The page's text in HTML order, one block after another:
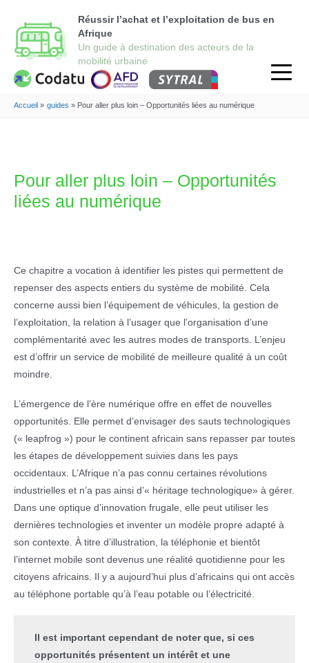
Réussir l’achat et l’exploitation de bus en
Afrique
Accueil guides Pour aller plus loin – Opportunités liées au numérique
Pour aller plus loin – Opportunités
liées au numérique
Ce chapitre a vocation à identifier les pistes qui permettent de
repenser des aspects entiers du système de mobilité. Cela
concerne aussi bien l’équipement de véhicules, la gestion de
l’exploitation, la relation à l’usager que l’organisation d’une
complémentarité avec les autres modes de transports. L’enjeu
est d’offrir un service de mobilité de meilleure qualité à un coût
moindre.
L’émergence de l’ère numérique offre en effet de nouvelles
opportunités. Elle permet d’envisager des sauts technologiques
(« leapfrog ») pour le continent africain sans repasser par toutes
les étapes de développement suivies dans les pays
occidentaux. L’Afrique n’a pas connu certaines révolutions
industrielles et n’a pas ainsi d’« héritage technologique» à gérer.
Dans une optique d’innovation frugale, elle peut utiliser les
dernières technologies et inventer un modèle propre adapté à
son contexte. À titre d’illustration, la téléphonie et bientôt
l’internet mobile sont devenus une réalité quotidienne pour les
citoyens africains. Il y a aujourd’hui plus d’africains qui ont accès
au téléphone portable qu’à l’eau potable ou l’électricité.
Il est important cependant de noter que, si ces
opportunités présentent un intérêt et une